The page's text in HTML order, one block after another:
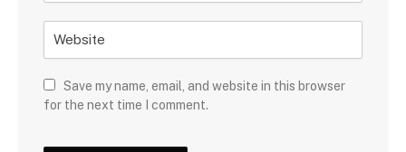
Save my name, email, and website in this browser
for the next time I comment.